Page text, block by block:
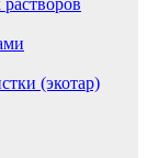
(экотар)